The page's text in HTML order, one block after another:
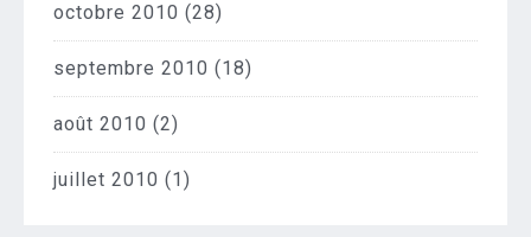
octobre 2010 (28)
septembre 2010 (18)
août 2010 (2)
juillet 2010 (1)